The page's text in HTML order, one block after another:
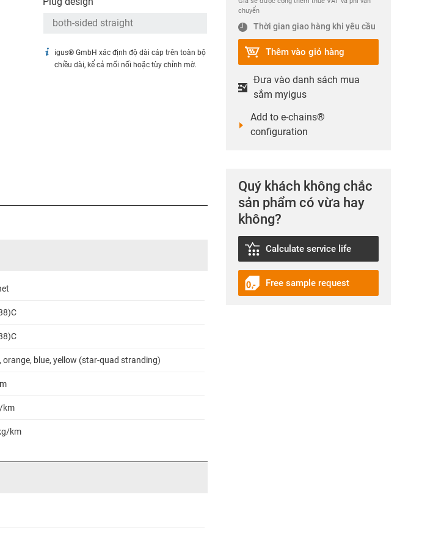
igus® GmbH xác định độ dài cáp trên toàn bộ
chiều dài, kể cả mối nối hoặc tùy chỉnh mờ.
chuyển
Thời gian giao hàng khi yêu cầu
Thêm vào giỏ hàng
Đưa vào danh sách mua
sắm myigus
Add to e-chains®
configuration
Quý khách không chắc
sản phẩm có vừa hay
không?
Calculate service life
Free sample request
orange, blue, yellow (star-quad stranding)
km
km